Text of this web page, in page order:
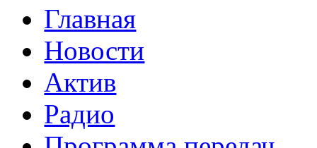
Главная
Новости
Актив
Радио